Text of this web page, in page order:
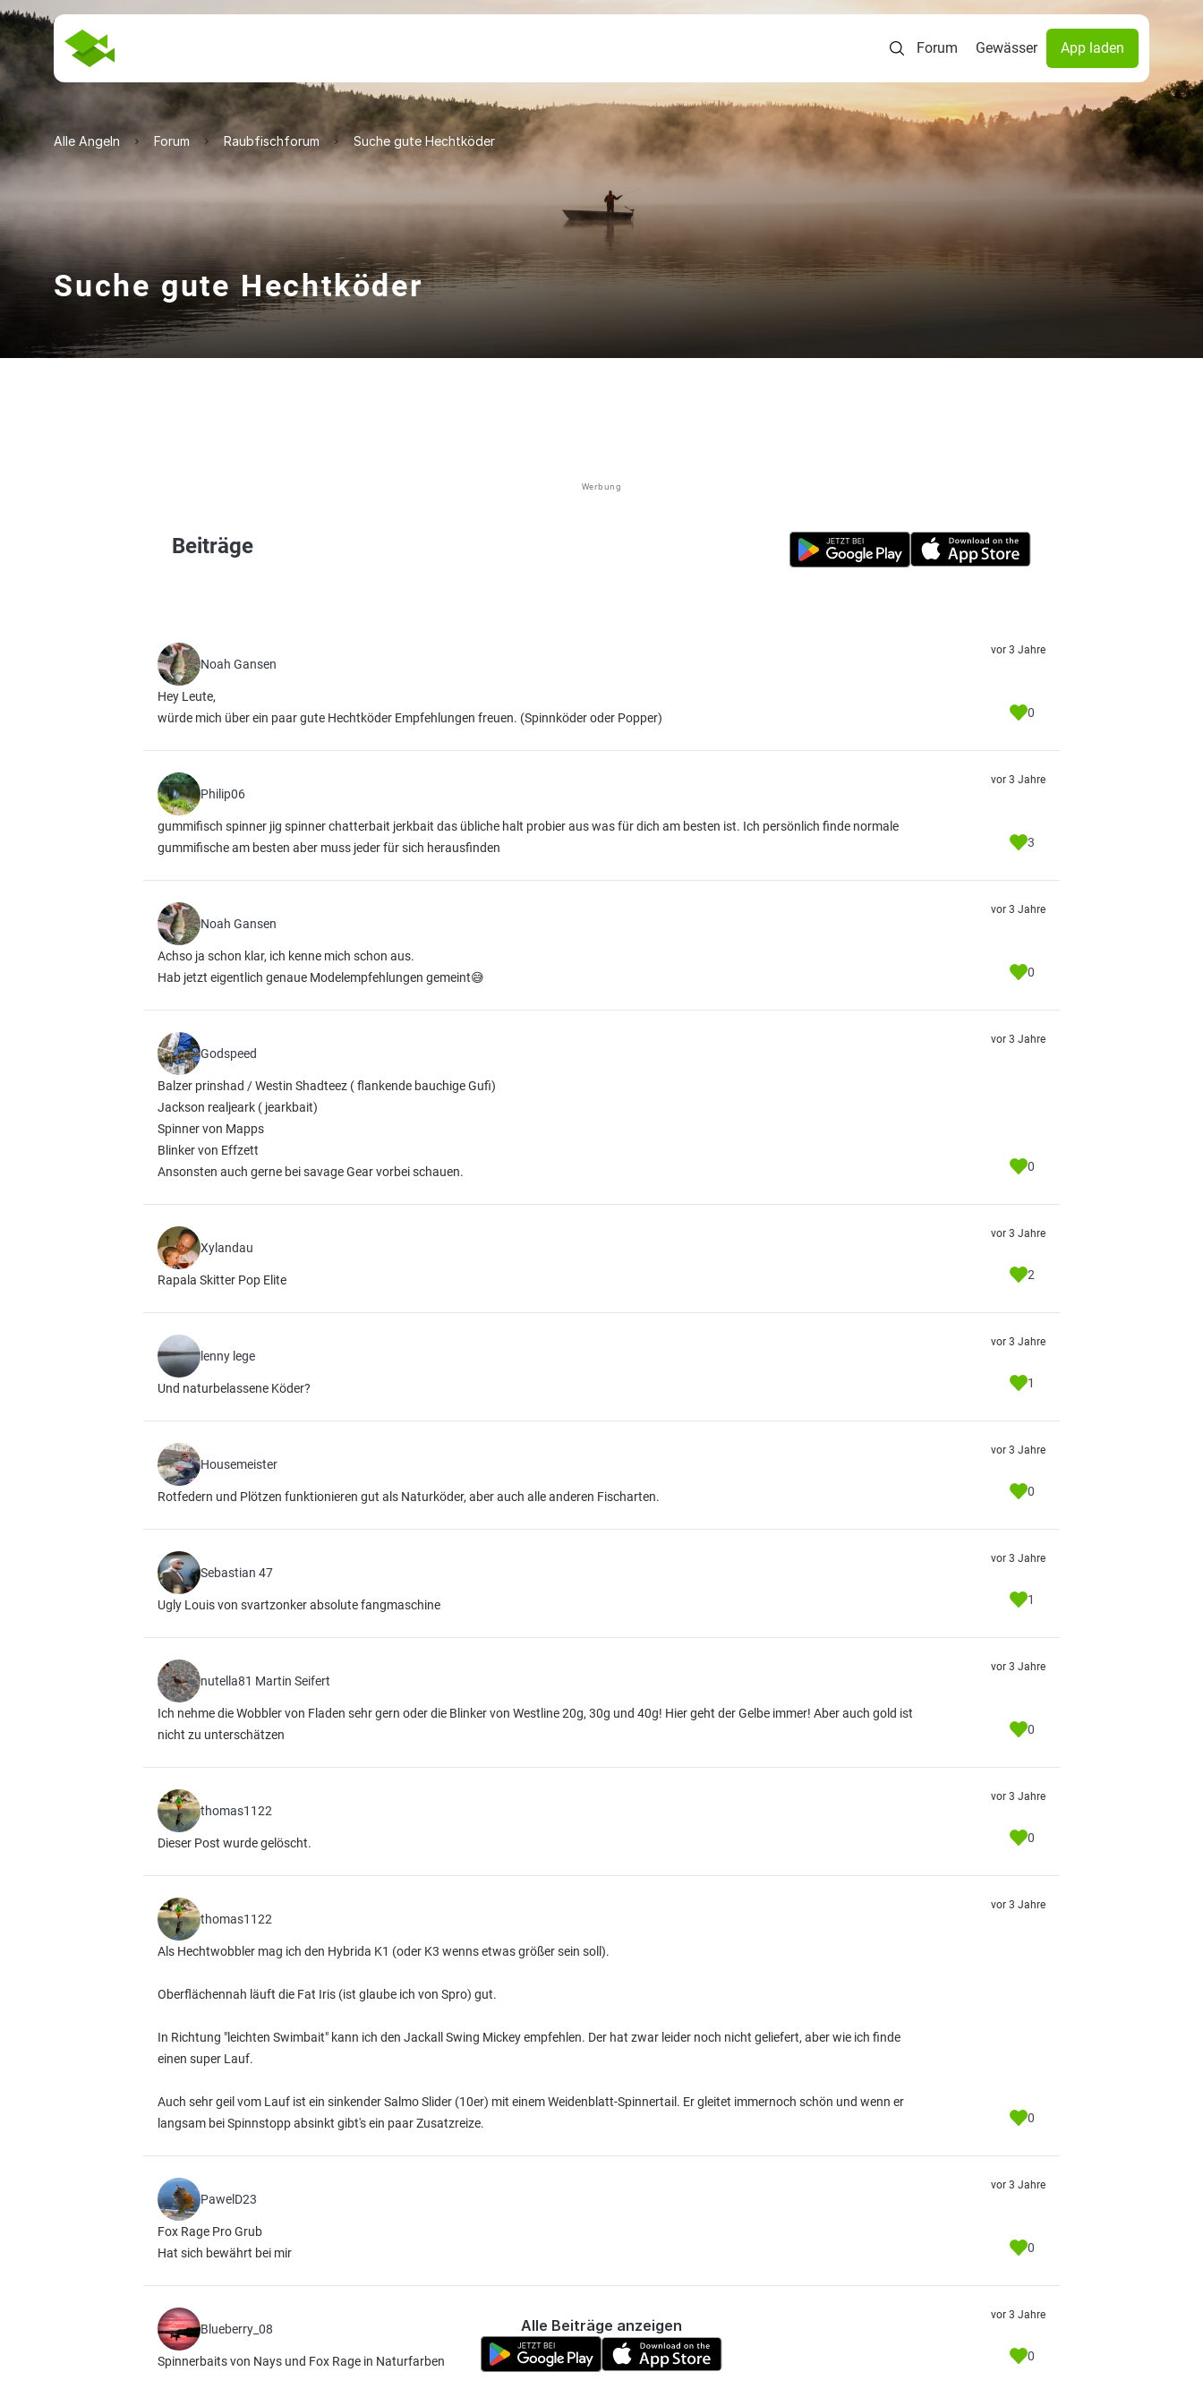
Forum Gewässer App laden
Alle Angeln Forum Raubfischforum Suche gute Hechtköder
Suche gute Hechtköder
Werbung
Beiträge
Noah Gansen
Hey Leute,
würde mich über ein paar gute Hechtköder Empfehlungen freuen. (Spinnköder oder Popper)
vor 3 Jahre
0
Philip06
gummifisch spinner jig spinner chatterbait jerkbait das übliche halt probier aus was für dich am besten ist. Ich persönlich finde normale
gummifische am besten aber muss jeder für sich herausfinden
vor 3 Jahre
3
Noah Gansen
Achso ja schon klar, ich kenne mich schon aus.
Hab jetzt eigentlich genaue Modelempfehlungen gemeint😅
vor 3 Jahre
0
Godspeed
Balzer prinshad / Westin Shadteez ( flankende bauchige Gufi)
Jackson realjeark ( jearkbait)
Spinner von Mapps
Blinker von Effzett
Ansonsten auch gerne bei savage Gear vorbei schauen.
vor 3 Jahre
0
Xylandau
Rapala Skitter Pop Elite
vor 3 Jahre
2
lenny lege
Und naturbelassene Köder?
vor 3 Jahre
1
Housemeister
Rotfedern und Plötzen funktionieren gut als Naturköder, aber auch alle anderen Fischarten.
vor 3 Jahre
0
Sebastian 47
Ugly Louis von svartzonker absolute fangmaschine
vor 3 Jahre
1
nutella81 Martin Seifert
Ich nehme die Wobbler von Fladen sehr gern oder die Blinker von Westline 20g, 30g und 40g! Hier geht der Gelbe immer! Aber auch gold ist
nicht zu unterschätzen
vor 3 Jahre
0
thomas1122
Dieser Post wurde gelöscht.
vor 3 Jahre
0
thomas1122
Als Hechtwobbler mag ich den Hybrida K1 (oder K3 wenns etwas größer sein soll).
Oberflächennah läuft die Fat Iris (ist glaube ich von Spro) gut.
In Richtung "leichten Swimbait" kann ich den Jackall Swing Mickey empfehlen. Der hat zwar leider noch nicht geliefert, aber wie ich finde
einen super Lauf.
Auch sehr geil vom Lauf ist ein sinkender Salmo Slider (10er) mit einem Weidenblatt-Spinnertail. Er gleitet immernoch schön und wenn er
langsam bei Spinnstopp absinkt gibt's ein paar Zusatzreize.
vor 3 Jahre
0
PawelD23
Fox Rage Pro Grub
Hat sich bewährt bei mir
vor 3 Jahre
0
Blueberry_08
Spinnerbaits von Nays und Fox Rage in Naturfarben
vor 3 Jahre
0
Alle Beiträge anzeigen